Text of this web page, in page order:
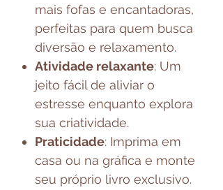
mais fofas e encantadoras,
perfeitas para quem busca
diversão e relaxamento.
Atividade relaxante: Um
jeito fácil de aliviar o
estresse enquanto explora
sua criatividade.
Praticidade: Imprima em
casa ou na gráfica e monte
seu próprio livro exclusivo.